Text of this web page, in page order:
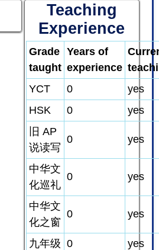
Teaching
Experience
Grade
taught
Years of
experience
YCT
0
yes
HSK
0
yes
旧 AP
说读写
0 yes
中华文
化巡礼
0 yes
中华文
化之窗
0 yes
九年级 0
yes